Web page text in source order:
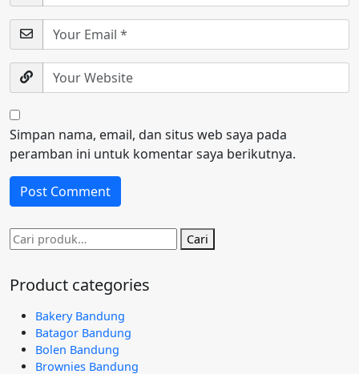
Simpan nama, email, dan situs web saya pada
peramban ini untuk komentar saya berikutnya.
Pencarian
untuk:
Cari
Product categories
Bakery Bandung
Batagor Bandung
Bolen Bandung
Brownies Bandung